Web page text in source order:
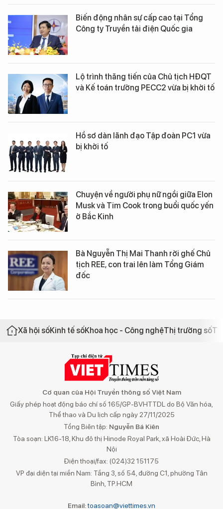
Biến động nhân sự cấp cao tại Tổng
Công ty Truyền tải điện Quốc gia
Lộ trình thăng tiến của Chủ tịch HĐQT
và Kế toán trưởng PECC2 vừa bị khởi tố
Hồ sơ dàn lãnh đạo Tập đoàn PC1 vừa
bị khởi tố
Chuyện về người phụ nữ ngồi giữa Elon
Musk và Tim Cook trong buổi quốc yến
ở Bắc Kinh
Bà Nguyễn Thị Mai Thanh rời ghế Chủ
tịch REE, con trai lên làm Tổng Giám
đốc
Xã hội sốKinh tế sốKhoa học - Công nghệThị trường số
Cơ quan của Hội Truyền thông số Việt Nam
Giấy phép hoạt động báo chí số 165/GP-BVHTTDL do Bộ Văn hóa,
Thể thao và Du lịch cấp ngày 27/11/2025
Tổng Biên tập: Nguyễn Bá Kiên
Tòa soạn: LK16-18, Khu đô thị Hinode Royal Park, xã Hoài Đức, Hà
Nội
Điện thoại/fax: (024)32 151175
VP đại diện tại miền Nam: Tầng 3, số 54, đường C1, phường Tân
Bình, TP.HCM
Email:toasoan@viettimes.vn